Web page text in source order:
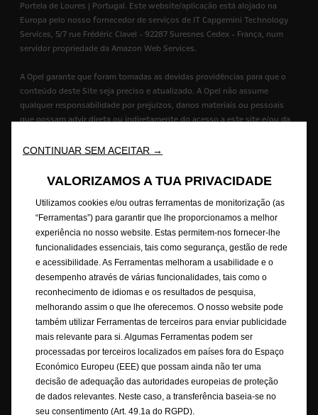
Portela de Loures | Portugal. Este website/aplicação está alojado na
Europa pelo nosso fornecedor de serviços de IT Capgemini Technology
Services, 5/7 rue Frédéric Clavel - 92287 Suresnes Cedex - França, num
servidor propriedade da Amazon Web Services.
A Opel garante que foram tomadas as devidas providências para que o
conteúdo deste Site seja preciso e atualizado. A Opel não assume
qualquer responsabilidade por prejuízos, danos materiais ou pessoais
que possam advir direta ou indiretamente do acesso a este site e/ou da
mostrar equipamentos opcionais não incluídos na entrega de série. As
Reservamo-nos o direito de fazer alterações no design e nos
equipamentos. As cores apresentadas são cores reais aproximadas. Os
equipamentos opcionais ilustrados estão disponíveis mediante custo
extra. A disponibilidade, as características técnicas e os equipamentos
fornecidos nos nossos veículos podem variar ou estar disponíveis
apenas em alguns países ou podem estar disponíveis apenas mediante
um custo extra. Para obter informações mais detalhadas sobre o
equipamento fornecido nos nossos veículos, contacte a rede de
concessionários Opel em Portugal.
Combustão - WLTP
+) Os valores de consumo de combustível e de emissões de CO
2
mencionados estão em conformidade com o procedimento de teste
WLTP, com base no qual os tipos de novos veículos são homologados a
partir de 1 de setembro de 2018. Este procedimento WLTP substitui o
CONTINUAR SEM ACEITAR →
VALORIZAMOS A TUA PRIVACIDADE
Utilizamos cookies e/ou outras ferramentas de monitorização (as
“Ferramentas”) para garantir que lhe proporcionamos a melhor
experiência no nosso website. Estas permitem-nos fornecer-lhe
funcionalidades essenciais, tais como segurança, gestão de rede
e acessibilidade. As Ferramentas melhoram a usabilidade e o
desempenho através de várias funcionalidades, tais como o
reconhecimento de idiomas e os resultados de pesquisa,
melhorando assim o que lhe oferecemos. O nosso website pode
também utilizar Ferramentas de terceiros para enviar publicidade
mais relevante para si. Algumas Ferramentas podem ser
processadas por terceiros localizados em países fora do Espaço
Económico Europeu (EEE) que possam ainda não ter uma
decisão de adequação das autoridades europeias de proteção
de dados relevantes. Neste caso, a transferência baseia-se no
seu consentimento (Art. 49.1a do RGPD).